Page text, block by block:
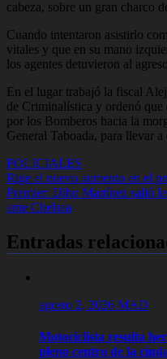
cabeza, sobre un gran charco
Cuando intentaron asistirlo
vitales y que en su mano
los agentes detuvieron al
En el lugar trabajó la fiscal
de Criminalística y ordenó que
por los Bomberos hacia la
General Taboada, para llevar
POLICIALES
Navegación
de
Rige el nuevo aumento en el
Premier: Dibu Martínez salió
ante Chelsea
Entradas
agosto 2, 2026 MAD
Motociclista resulta
pleno centro de la